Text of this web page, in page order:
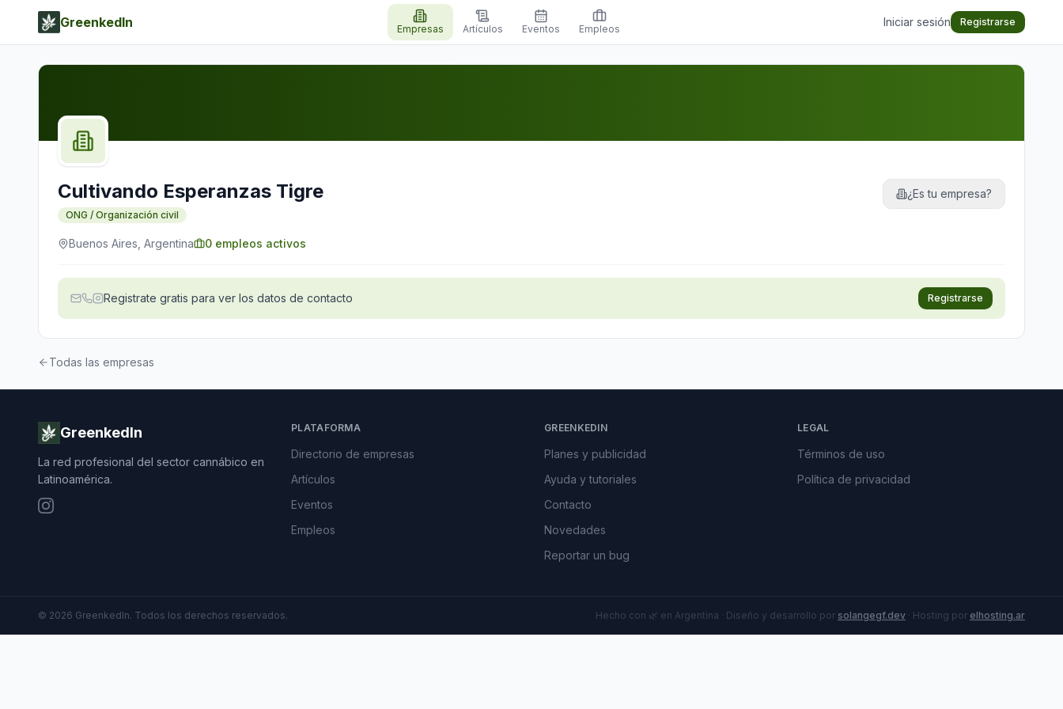
GreenkedIn Empresas Artículos Eventos Empleos
Iniciar sesión Registrarse
Cultivando Esperanzas Tigre
ONG / Organización civil
¿Es tu empresa?
Buenos Aires, Argentina 0 empleos activos
Registrate gratis para ver los datos de contacto Registrarse
Todas las empresas
GreenkedIn
La red profesional del sector cannábico en
Latinoamérica.
PLATAFORMA
Directorio de empresas
Artículos
Eventos
Empleos
GREENKEDIN
Planes y publicidad
Ayuda y tutoriales
Contacto
Novedades
Reportar un bug
LEGAL
Términos de uso
Política de privacidad
© 2026 GreenkedIn. Todos los derechos reservados. Hecho con 🌿 en Argentina · Diseño y desarrollo por solangegf.dev · Hosting por elhosting.ar